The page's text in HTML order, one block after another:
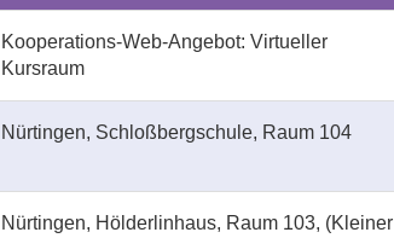
Kooperations-Web-Angebot: Virtueller
Kursraum
Nürtingen, Schloßbergschule, Raum 104
Nürtingen, Hölderlinhaus, Raum 103, (Kleiner